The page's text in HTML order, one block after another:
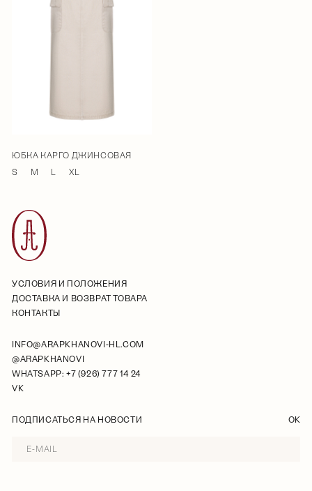
ЮБКА КАРГО ДЖИНСОВАЯ
S
M L XL
УСЛОВИЯ И ПОЛОЖЕНИЯ
ДОСТАВКА И ВОЗВРАТ ТОВАРА
КОНТАКТЫ
INFO@ARAPKHANOVI-HL.COM
@ARAPKHANOVI
WHATSAPP: +7 (926) 777 14 24
VK
ПОДПИСАТЬСЯ НА НОВОСТИ OK